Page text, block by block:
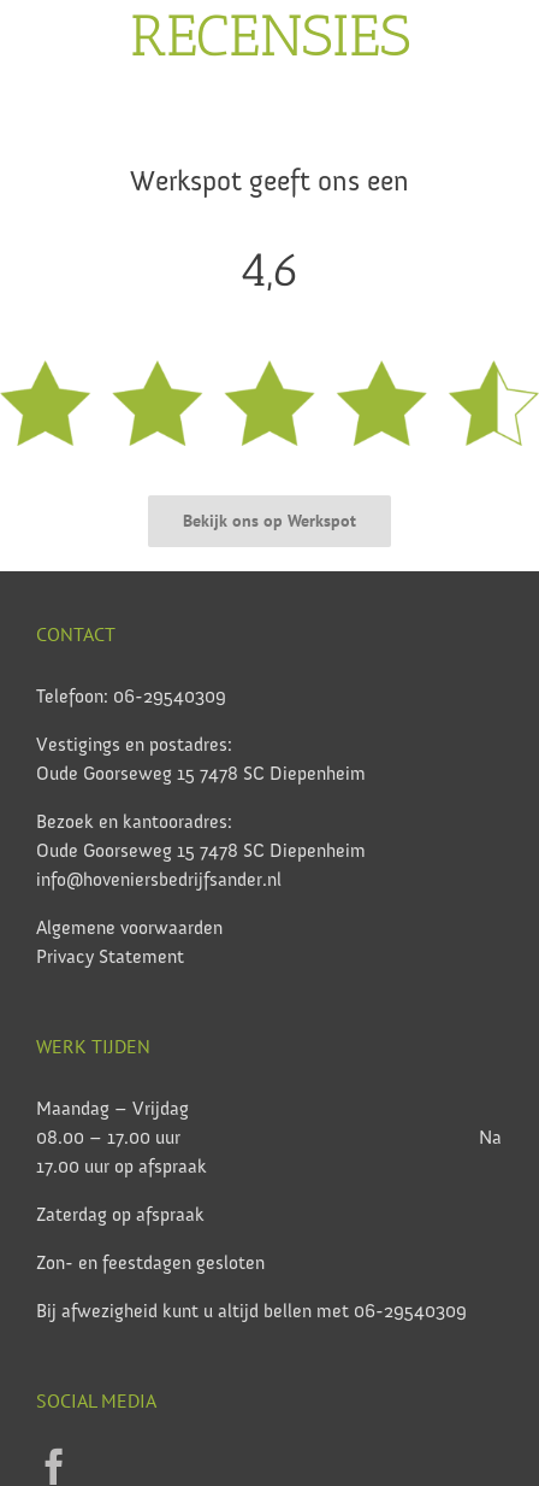
RECENSIES
Werkspot geeft ons een
4,6
Bekijk ons op Werkspot
CONTACT
Telefoon: 06-29540309
Vestigings en postadres:
Oude Goorseweg 15 7478 SC Diepenheim
Bezoek en kantooradres:
Oude Goorseweg 15 7478 SC Diepenheim
info@hoveniersbedrijfsander.nl
Algemene voorwaarden
Privacy Statement
WERK TIJDEN
Maandag – Vrijdag
08.00 – 17.00 uur Na
17.00 uur op afspraak
Zaterdag op afspraak
Zon- en feestdagen gesloten
Bij afwezigheid kunt u altijd bellen met 06-29540309
SOCIAL MEDIA